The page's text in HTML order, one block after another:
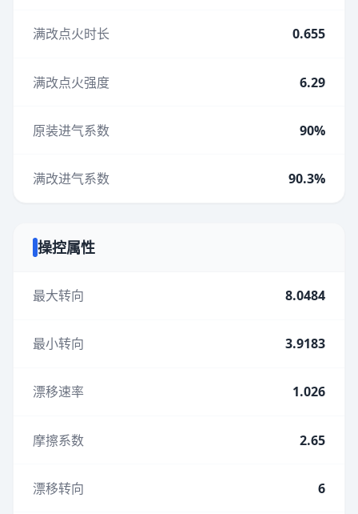
满改点火时长 0.655
满改点火强度 6.29
原装进气系数 90%
满改进气系数 90.3%
操控属性
最大转向 8.0484
最小转向 3.9183
漂移速率 1.026
摩擦系数 2.65
漂移转向 6